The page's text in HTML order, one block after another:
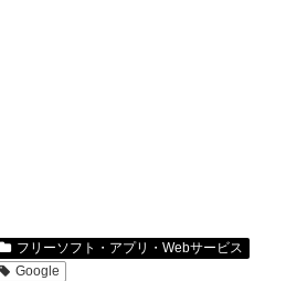
フリーソフト・アプリ・Webサービス
Google